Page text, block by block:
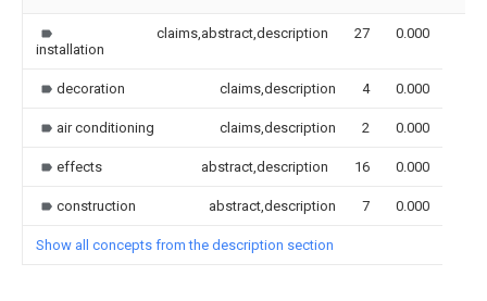
installation
claims,abstract,description 27 0.000
decoration claims,description 4 0.000
air conditioning claims,description 2 0.000
effects abstract,description 16 0.000
construction abstract,description 7 0.000
Show all concepts from the description section